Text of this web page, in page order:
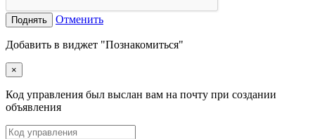
Поднять Отменить
Добавить в виджет "Познакомиться"
×
Код управления был выслан вам на почту при создании
объявления